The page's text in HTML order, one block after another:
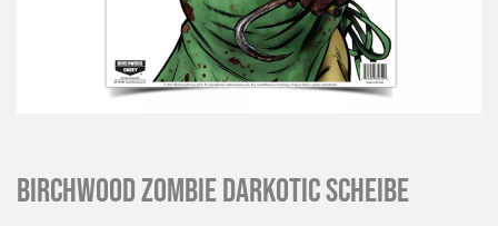
BIRCHWOOD Zombie Darkotic Scheibe